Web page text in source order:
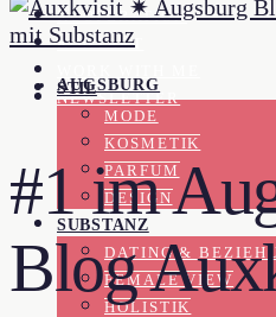
KOOPERATION
KONTAKT
NEWSLETTER
STIL
MODE
KOSMETIK
PARFUM
DESIGN
SUBSTANZ
DATING &
FEMALE VIEW
HOLISTIK
AUGSBURG
#1 im
Blog